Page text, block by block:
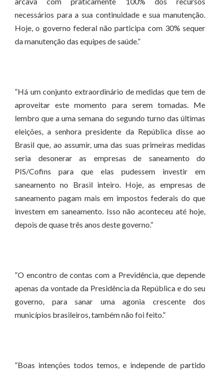
necessários para a sua continuidade e sua manutenção.
Hoje, o governo federal não participa com 30% sequer
da manutenção das equipes de saúde.”
“Há um conjunto extraordinário de medidas que tem de
aproveitar este momento para serem tomadas. Me
lembro que a uma semana do segundo turno das últimas
eleições, a senhora presidente da República disse ao
Brasil que, ao assumir, uma das suas primeiras medidas
seria desonerar as empresas de saneamento do
PIS/Cofins para que elas pudessem investir em
saneamento no Brasil inteiro. Hoje, as empresas de
saneamento pagam mais em impostos federais do que
investem em saneamento. Isso não aconteceu até hoje,
depois de quase três anos deste governo.”
“O encontro de contas com a Previdência, que depende
apenas da vontade da Presidência da República e do seu
governo, para sanar uma agonia crescente dos
municípios brasileiros, também não foi feito.”
“Boas intenções todos temos, e independe de partido